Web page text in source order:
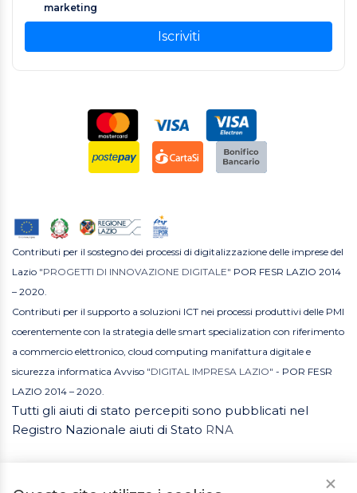
marketing
Iscriviti
Contributi per il sostegno dei processi di digitalizzazione delle imprese del
Lazio "PROGETTI DI INNOVAZIONE DIGITALE" POR FESR LAZIO 2014
– 2020.
Contributi per il supporto a soluzioni ICT nei processi produttivi delle PMI
coerentemente con la strategia delle smart specialization con riferimento
a commercio elettronico, cloud computing manifattura digitale e
sicurezza informatica Avviso "DIGITAL IMPRESA LAZIO" - POR FESR
LAZIO 2014 – 2020.
Tutti gli aiuti di stato percepiti sono pubblicati nel
Registro Nazionale aiuti di Stato RNA